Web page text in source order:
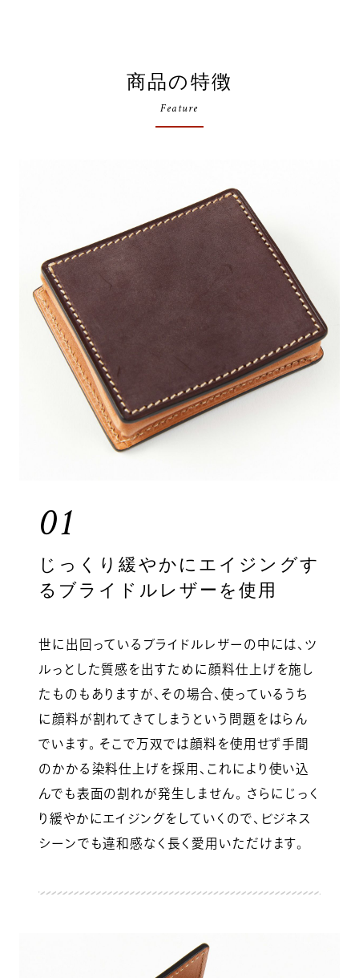
商品の特徴
Feature
01
じっくり緩やかにエイジングす
るブライドルレザーを使用
世に出回っているブライドルレザーの中には、ツ
ルっとした質感を出すために顔料仕上げを施し
たものもありますが、その場合、使っているうち
に顔料が割れてきてしまうという問題をはらん
でいます。 そこで万双では顔料を使用せず手間
のかかる染料仕上げを採用、これにより使い込
んでも表面の割れが発生しません。 さらにじっく
り緩やかにエイジングをしていくので、ビジネス
シーンでも違和感なく長く愛用いただけます。